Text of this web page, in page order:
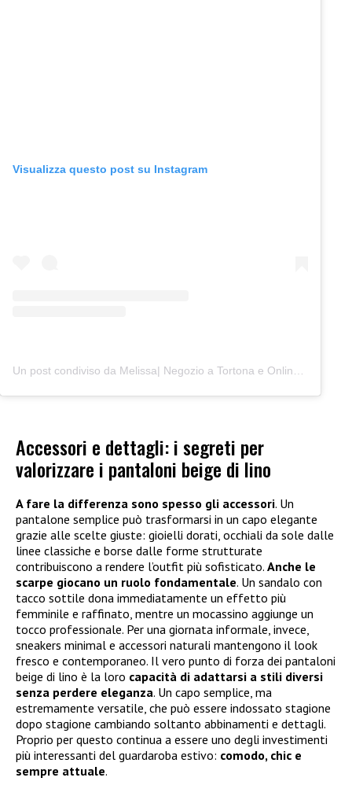
Visualizza questo post su Instagram
Accessori e dettagli: i segreti per
valorizzare i pantaloni beige di lino
A fare la differenza sono spesso gli accessori. Un
pantalone semplice può trasformarsi in un capo elegante
grazie alle scelte giuste: gioielli dorati, occhiali da sole dalle
linee classiche e borse dalle forme strutturate
contribuiscono a rendere l’outfit più sofisticato. Anche le
scarpe giocano un ruolo fondamentale. Un sandalo con
tacco sottile dona immediatamente un effetto più
femminile e raffinato, mentre un mocassino aggiunge un
tocco professionale. Per una giornata informale, invece,
sneakers minimal e accessori naturali mantengono il look
fresco e contemporaneo. Il vero punto di forza dei pantaloni
beige di lino è la loro capacità di adattarsi a stili diversi
senza perdere eleganza. Un capo semplice, ma
estremamente versatile, che può essere indossato stagione
dopo stagione cambiando soltanto abbinamenti e dettagli.
Proprio per questo continua a essere uno degli investimenti
più interessanti del guardaroba estivo: comodo, chic e
sempre attuale.